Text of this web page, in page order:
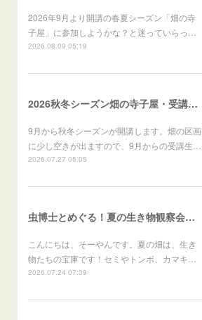
2026年9月より開講の春夏シーズン「畑の寺
子屋」に参加しようかな？と迷っていらっ…
2026.08.09 05:19
2026秋冬シーズン畑の寺子屋・受講者募集！
9月から秋冬シーズンが開講します。畑の区画
に少し空きが出ますので、9月からの受講生…
2026.07.27 05:05
虫博士とめぐる！夏の生き物観察会のご案内
こんにちは、そーやんです。夏の畑は、生き
物たちの宝庫です！セミやトンボ、カマキ…
2026.07.24 07:39